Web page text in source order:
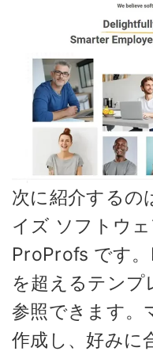
次に紹介するの
イズ ソフトウ
ProProfs です
を超えるテンプ
参照できます。
作成し、好みに